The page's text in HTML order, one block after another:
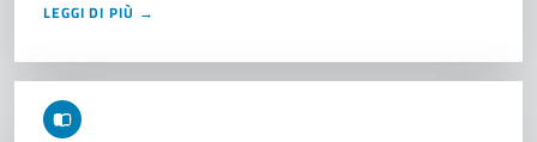
LEGGI DI PIÙ →